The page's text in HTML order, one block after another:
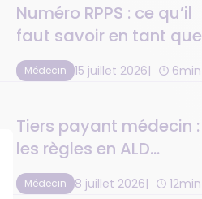
Numéro RPPS : ce qu’il
faut savoir en tant que
médecin
Médecin 15 juillet 2026 6min
Tiers payant médecin :
les règles en ALD
maternité et C2S
Médecin 8 juillet 2026 12min